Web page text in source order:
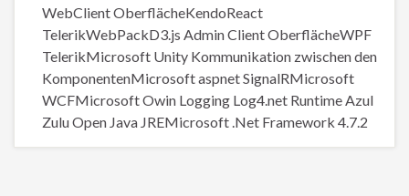
WebClient OberflächeKendoReact
TelerikWebPackD3.js Admin Client OberflächeWPF
TelerikMicrosoft Unity Kommunikation zwischen den
KomponentenMicrosoft aspnet SignalRMicrosoft
WCFMicrosoft Owin Logging Log4.net Runtime Azul
Zulu Open Java JREMicrosoft .Net Framework 4.7.2